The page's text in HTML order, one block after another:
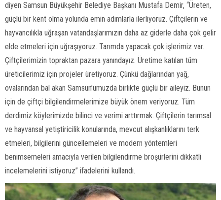
diyen Samsun Büyükşehir Belediye Başkanı Mustafa Demir, “Üreten,
güçlü bir kent olma yolunda emin adımlarla ilerliyoruz. Çiftçilerin ve
hayvancılıkla uğraşan vatandaşlarımızın daha az giderle daha çok gelir
elde etmeleri için uğraşıyoruz. Tarımda yapacak çok işlerimiz var.
Çiftçilerimizin topraktan pazara yanındayız. Üretime katılan tüm
üreticilerimiz için projeler üretiyoruz. Çünkü dağlarından yağ,
ovalarından bal akan Samsun’umuzda birlikte güçlü bir aileyiz. Bunun
için de çiftçi bilgilendirmelerimize büyük önem veriyoruz. Tüm
derdimiz köylerimizde bilinci ve verimi arttırmak. Çiftçilerin tarımsal
ve hayvansal yetiştiricilik konularında, mevcut alışkanlıklarını terk
etmeleri, bilgilerini güncellemeleri ve modern yöntemleri
benimsemeleri amacıyla verilen bilgilendirme broşürlerini dikkatli
incelemelerini istiyoruz” ifadelerini kullandı.